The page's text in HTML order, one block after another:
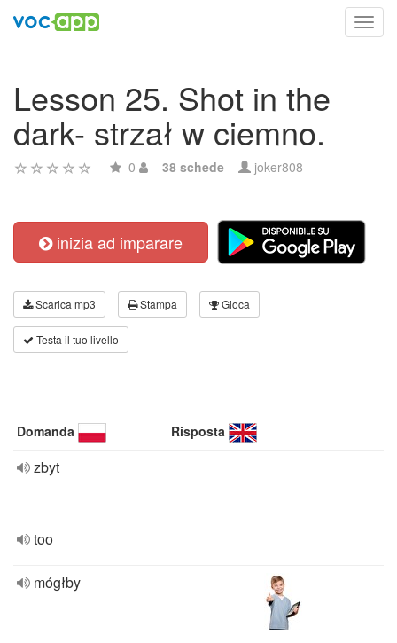
Lesson 25. Shot in the
dark- strzał w ciemno.
0 38 schede joker808
inizia ad imparare
Scarica mp3 Stampa Gioca
Testa il tuo livello
Domanda Risposta
zbyt
too
mógłby